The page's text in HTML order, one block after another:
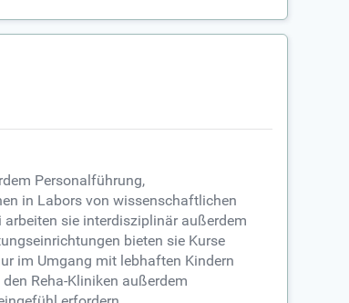
Personalführung,
in Labors von wissenschaftlichen
sie interdisziplinär außerdem
bieten sie Kurse
im Umgang mit lebhaften Kindern
Reha-Kliniken außerdem